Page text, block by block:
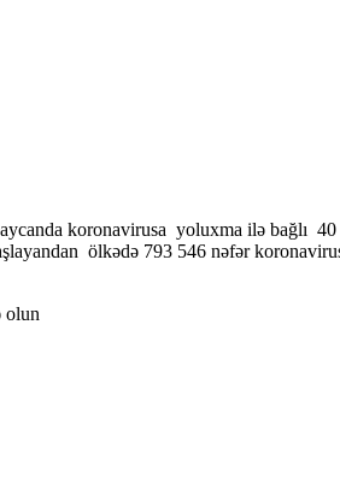
koronavirusa yoluxma ilə bağlı
ölkədə 793 546 nəfər
olun